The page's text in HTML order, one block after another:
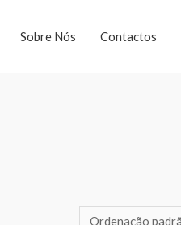
Sobre Nós Contactos